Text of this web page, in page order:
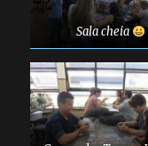
Sala cheia